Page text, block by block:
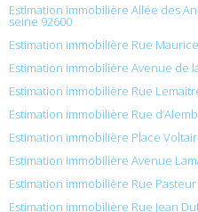
Estimation immobilière Allée des
seine 92600
Estimation immobilière Rue
Estimation immobilière Avenue de
Estimation immobilière Rue
Estimation immobilière Rue
Estimation immobilière Place
Estimation immobilière Avenue
Estimation immobilière Rue
Estimation immobilière Rue Jean